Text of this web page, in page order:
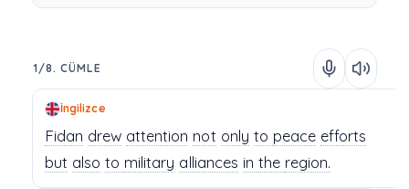
1/8. CÜMLE
İngilizce
Fidan drew attention not only to peace efforts
but also to military alliances in the region.